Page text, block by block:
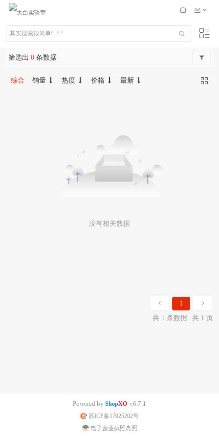
筛选出 0 条数据
综合 销量 热度 价格 最新
没有相关数据
1
共 1 条数据
共 1 页
Powered by ShopXO v6.7.1
苏ICP备17025202号
电子营业执照亮照